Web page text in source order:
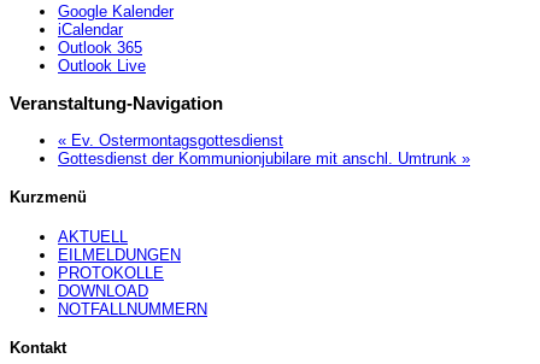
Google Kalender
iCalendar
Outlook 365
Outlook Live
Veranstaltung-Navigation
« Ev. Ostermontagsgottesdienst
Gottesdienst der Kommunionjubilare mit anschl. Umtrunk »
Kurzmenü
AKTUELL
EILMELDUNGEN
PROTOKOLLE
DOWNLOAD
NOTFALLNUMMERN
Kontakt